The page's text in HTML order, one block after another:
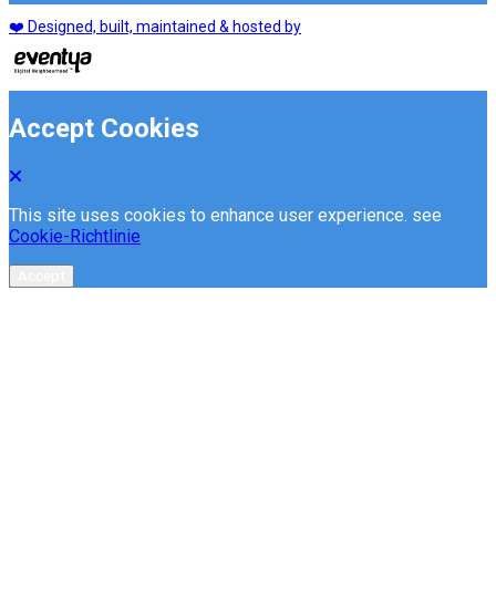
❤️ Designed, built, maintained & hosted by
Accept Cookies
This site uses cookies to enhance user experience. see
Cookie-Richtlinie